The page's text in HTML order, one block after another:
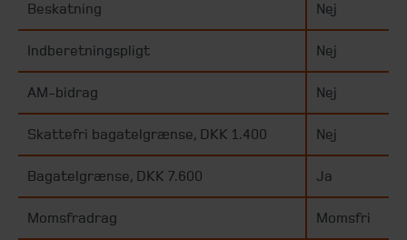
Beskatning Nej
Indberetningspligt Nej
AM-bidrag Nej
Skattefri bagatelgrænse, DKK 1.400 Nej
Bagatelgrænse, DKK 7.600 Ja
Momsfradrag Momsfri